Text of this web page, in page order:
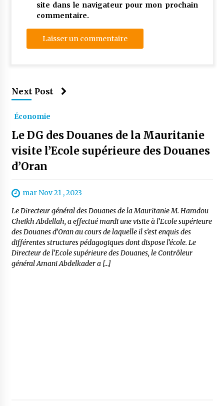
site dans le navigateur pour mon prochain
commentaire.
Next Post
Économie
Le DG des Douanes de la Mauritanie
visite l’Ecole supérieure des Douanes
d’Oran
mar Nov 21 , 2023
Le Directeur général des Douanes de la Mauritanie M. Hamdou
Cheikh Abdellah, a effectué mardi une visite à l’Ecole supérieure
des Douanes d’Oran au cours de laquelle il s’est enquis des
différentes structures pédagogiques dont dispose l’école. Le
Directeur de l’Ecole supérieure des Douanes, le Contrôleur
général Amani Abdelkader a […]